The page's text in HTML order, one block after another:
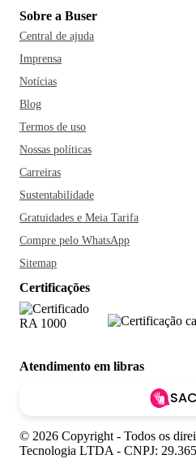
Sobre a Buser
Central de ajuda
Imprensa
Notícias
Blog
Termos de uso
Nossas políticas
Carreiras
Sustentabilidade
Gratuidades e Meia Tarifa
Compre pelo WhatsApp
Sitemap
Certificações
Atendimento em libras
© 2026 Copyright - Todos os
Tecnologia LTDA - CNPJ: